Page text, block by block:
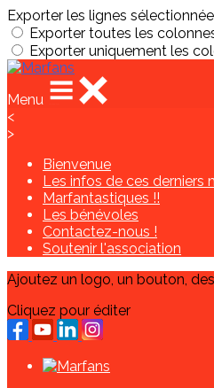
Exporter les lignes
Exporter toutes les
Exporter uniquement les
Menu
<
>
Bienvenue
Les infos de ces derniers
Marfantastiques !!
Les bénévoles
Contactez-nous !
Soutenir l'association
Ajoutez un logo, un bouton,
Cliquez pour éditer